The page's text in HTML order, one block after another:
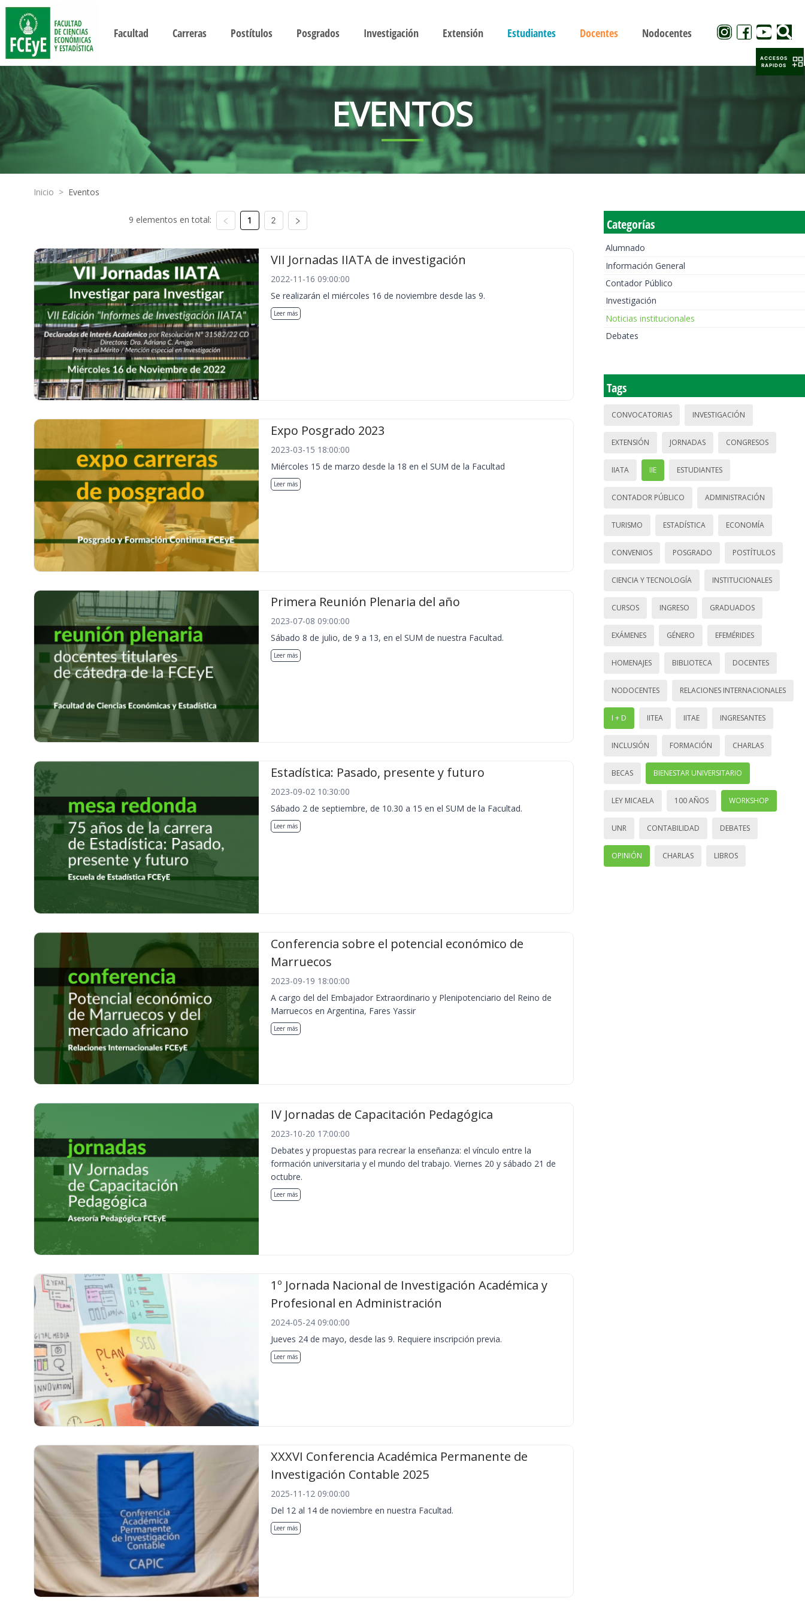
Facultad Carreras Postítulos Posgrados Investigación Extensión Estudiantes Docentes Nodocentes
EVENTOS
Inicio > Eventos
9 elementos en total: 1 2
VII Jornadas IIATA de investigación
2022-11-16 09:00:00
Se realizarán el miércoles 16 de noviembre desde las 9.
Leer más
Expo Posgrado 2023
2023-03-15 18:00:00
Miércoles 15 de marzo desde la 18 en el SUM de la Facultad
Leer más
Primera Reunión Plenaria del año
2023-07-08 09:00:00
Sábado 8 de julio, de 9 a 13, en el SUM de nuestra Facultad.
Leer más
Estadística: Pasado, presente y futuro
2023-09-02 10:30:00
Sábado 2 de septiembre, de 10.30 a 15 en el SUM de la Facultad.
Leer más
Conferencia sobre el potencial económico de
Marruecos
2023-09-19 18:00:00
A cargo del del Embajador Extraordinario y Plenipotenciario del Reino de
Marruecos en Argentina, Fares Yassir
Leer más
IV Jornadas de Capacitación Pedagógica
2023-10-20 17:00:00
Debates y propuestas para recrear la enseñanza: el vínculo entre la
formación universitaria y el mundo del trabajo. Viernes 20 y sábado 21 de
octubre.
Leer más
1º Jornada Nacional de Investigación Académica y
Profesional en Administración
2024-05-24 09:00:00
Jueves 24 de mayo, desde las 9. Requiere inscripción previa.
Leer más
XXXVI Conferencia Académica Permanente de
Investigación Contable 2025
2025-11-12 09:00:00
Del 12 al 14 de noviembre en nuestra Facultad.
Leer más
Categorías
Alumnado
Información General
Contador Público
Investigación
Noticias institucionales
Debates
Tags
CONVOCATORIAS INVESTIGACIÓN
EXTENSIÓN JORNADAS CONGRESOS
IIATA IIE ESTUDIANTES
CONTADOR PÚBLICO ADMINISTRACIÓN
TURISMO ESTADÍSTICA ECONOMÍA
CONVENIOS POSGRADO POSTÍTULOS
CIENCIA Y TECNOLOGÍA INSTITUCIONALES
CURSOS INGRESO GRADUADOS
EXÁMENES GÉNERO EFEMÉRIDES
HOMENAJES BIBLIOTECA DOCENTES
NODOCENTES RELACIONES INTERNACIONALES
I + D IITEA IITAE INGRESANTES
INCLUSIÓN FORMACIÓN CHARLAS
BECAS BIENESTAR UNIVERSITARIO
LEY MICAELA 100 AÑOS WORKSHOP
UNR CONTABILIDAD DEBATES
OPINIÓN CHARLAS LIBROS
ACCESOS
RAPIDOS